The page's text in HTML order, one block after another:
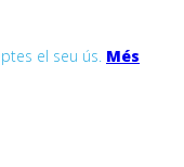
el seu ús. Més